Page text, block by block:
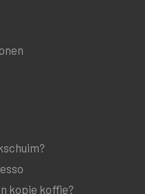
kopje koffie?